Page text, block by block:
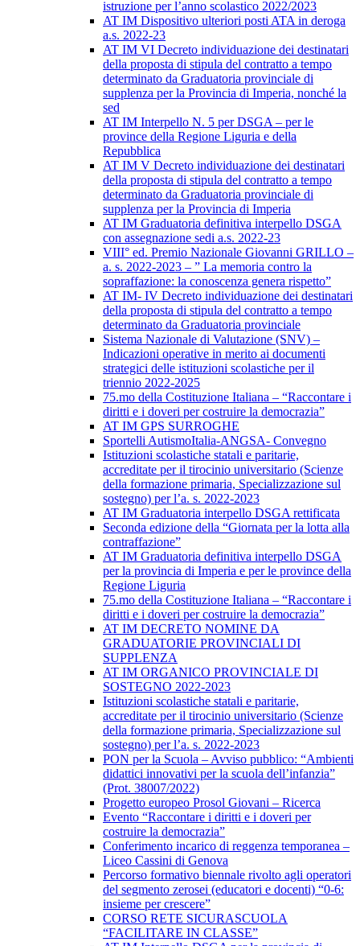
istruzione per l’anno scolastico 2022/2023
AT IM Dispositivo ulteriori posti ATA in deroga
a.s. 2022-23
AT IM VI Decreto individuazione dei destinatari
della proposta di stipula del contratto a tempo
determinato da Graduatoria provinciale di
supplenza per la Provincia di Imperia, nonché la
sed
AT IM Interpello N. 5 per DSGA – per le
province della Regione Liguria e della
Repubblica
AT IM V Decreto individuazione dei destinatari
della proposta di stipula del contratto a tempo
determinato da Graduatoria provinciale di
supplenza per la Provincia di Imperia
AT IM Graduatoria definitiva interpello DSGA
con assegnazione sedi a.s. 2022-23
VIII° ed. Premio Nazionale Giovanni GRILLO –
a. s. 2022-2023 – ” La memoria contro la
sopraffazione: la conoscenza genera rispetto”
AT IM- IV Decreto individuazione dei destinatari
della proposta di stipula del contratto a tempo
determinato da Graduatoria provinciale
Sistema Nazionale di Valutazione (SNV) –
Indicazioni operative in merito ai documenti
strategici delle istituzioni scolastiche per il
triennio 2022-2025
75.mo della Costituzione Italiana – “Raccontare i
diritti e i doveri per costruire la democrazia”
AT IM GPS SURROGHE
Sportelli AutismoItalia-ANGSA- Convegno
Istituzioni scolastiche statali e paritarie,
accreditate per il tirocinio universitario (Scienze
della formazione primaria, Specializzazione sul
sostegno) per l’a. s. 2022-2023
AT IM Graduatoria interpello DSGA rettificata
Seconda edizione della “Giornata per la lotta alla
contraffazione”
AT IM Graduatoria definitiva interpello DSGA
per la provincia di Imperia e per le province della
Regione Liguria
75.mo della Costituzione Italiana – “Raccontare i
diritti e i doveri per costruire la democrazia”
AT IM DECRETO NOMINE DA
GRADUATORIE PROVINCIALI DI
SUPPLENZA
AT IM ORGANICO PROVINCIALE DI
SOSTEGNO 2022-2023
Istituzioni scolastiche statali e paritarie,
accreditate per il tirocinio universitario (Scienze
della formazione primaria, Specializzazione sul
sostegno) per l’a. s. 2022-2023
PON per la Scuola – Avviso pubblico: “Ambienti
didattici innovativi per la scuola dell’infanzia”
(Prot. 38007/2022)
Progetto europeo Prosol Giovani – Ricerca
Evento “Raccontare i diritti e i doveri per
costruire la democrazia”
Conferimento incarico di reggenza temporanea –
Liceo Cassini di Genova
Percorso formativo biennale rivolto agli operatori
del segmento zerosei (educatori e docenti) “0-6:
insieme per crescere”
CORSO RETE SICURASCUOLA
“FACILITARE IN CLASSE”